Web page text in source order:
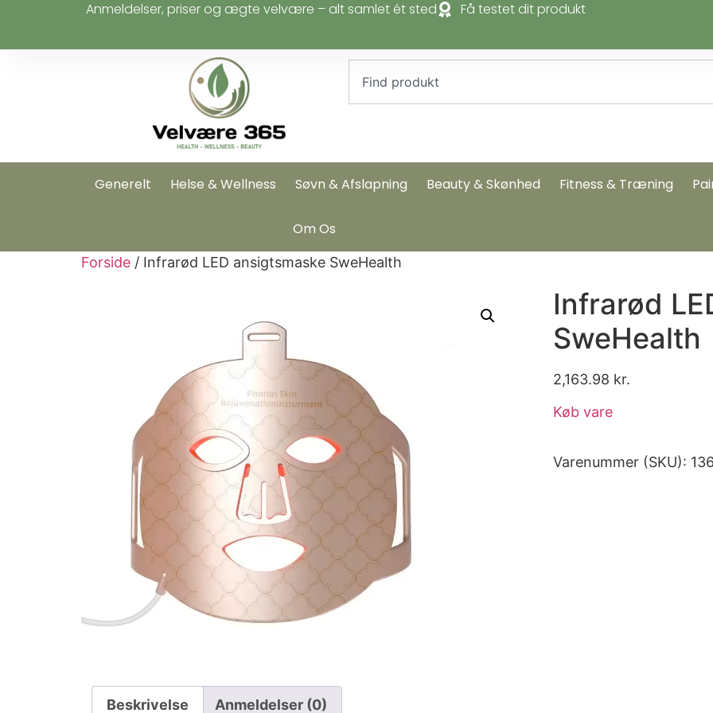
Anmeldelser, priser og ægte velvære – alt samlet ét sted Få testet dit produkt
Generelt Helse & Wellness Søvn & Afslapning Beauty & Skønhed Fitness & Træning
Om Os
Forside / Infrarød LED ansigtsmaske SweHealth
Infrarød
SweHealth
2,163.98 kr.
Køb vare
Varenummer (SKU):
Beskrivelse Anmeldelser (0)